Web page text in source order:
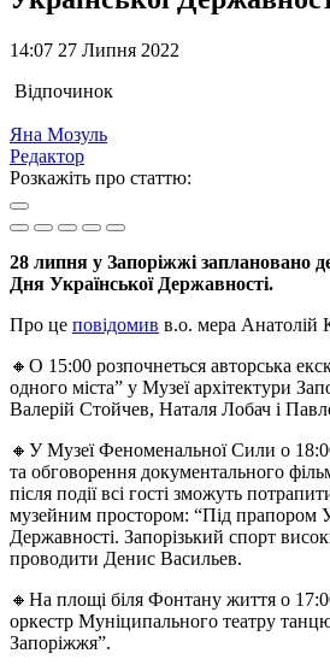
14:07 27 Липня 2022
Відпочинок
Яна Мозуль
Редактор
Розкажіть про статтю:
28 липня у Запоріжжі заплановано
Дня Української Державності.
Про це повідомив в.о. мера Анатолій
🔸О 15:00 розпочнеться авторська
одного міста” у Музеї архітектури
Валерій Стойчев, Наталя Лобач і
🔸У Музеї Феноменальної Сили о
та обговорення документального
після події всі гості зможуть
музейним простором: “Під прапором
Державності. Запорізький спорт
проводити Денис Васильев.
🔸На площі біля Фонтану життя о
оркестр Муніципального театру
Запоріжжя”.